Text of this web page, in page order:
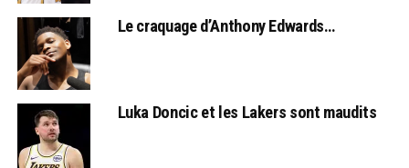
Le craquage d’Anthony Edwards…
Luka Doncic et les Lakers sont maudits